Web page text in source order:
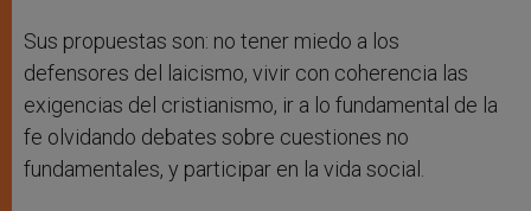
Sus propuestas son: no tener miedo a los
defensores del laicismo, vivir con coherencia las
exigencias del cristianismo, ir a lo fundamental de la
fe olvidando debates sobre cuestiones no
fundamentales, y participar en la vida social.